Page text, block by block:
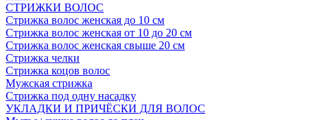
СТРИЖКИ ВОЛОС
Стрижка волос женская до 10 см
Стрижка волос женская от 10 до 20 см
Стрижка волос женская свыше 20 см
Стрижка челки
Стрижка коцов волос
Мужская стрижка
Стрижка под одну насадку
УКЛАДКИ И ПРИЧЁСКИ ДЛЯ ВОЛОС